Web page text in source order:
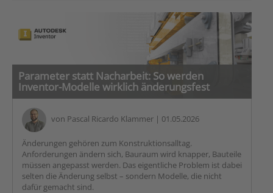
Parameter statt Nacharbeit: So werden
Inventor-Modelle wirklich änderungsfest
von Pascal Ricardo Klammer | 01.05.2026
Änderungen gehören zum Konstruktionsalltag.
Anforderungen ändern sich, Bauraum wird knapper, Bauteile
müssen angepasst werden. Das eigentliche Problem ist dabei
selten die Änderung selbst – sondern Modelle, die nicht
dafür gemacht sind.